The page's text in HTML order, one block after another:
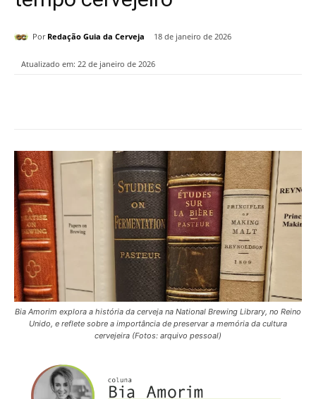
Por Redação Guia da Cerveja 18 de janeiro de 2026
Atualizado em: 22 de janeiro de 2026
Bia Amorim explora a história da cerveja na National Brewing Library, no Reino
Unido, e reflete sobre a importância de preservar a memória da cultura
cervejeira (Fotos: arquivo pessoal)